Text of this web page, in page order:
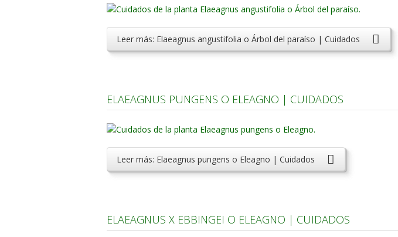
Leer más: Elaeagnus angustifolia o Árbol del paraíso | Cuidados
ELAEAGNUS PUNGENS O ELEAGNO | CUIDADOS
Leer más: Elaeagnus pungens o Eleagno | Cuidados
ELAEAGNUS X EBBINGEI O ELEAGNO | CUIDADOS